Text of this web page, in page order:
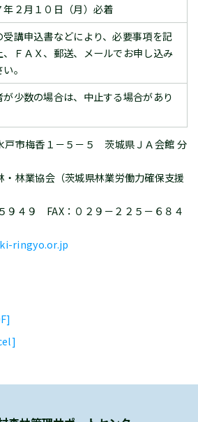
年２月１０日（月）必着
受講申込書などにより、必要事項を記
、ＦＡＸ、郵送、メールでお申し込み
。
が少数の場合は、中止する場合があり
市梅香１－５－５ 茨城県ＪＡ会館 分
・林業協会（茨城県林業労働力確保支援
９４９ FAX：０２９－２２５－６８４
ringyo.or.jp